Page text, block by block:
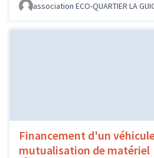
association ECO-QUARTIER LA
Financement d'un
mutualisation de matériel